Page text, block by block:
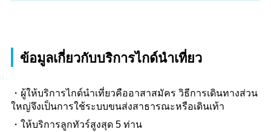
ข้อมูลเกี่ยวกับบริการไกด์นำเที่ยว
ผู้ให้บริการไกด์นำเที่ยวคืออาสาสมัคร วิธีการเดินทางส่วน
ใหญ่จึงเป็นการใช้ระบบขนส่งสาธารณะหรือเดินเท้า
ให้บริการลูกทัวร์สูงสุด 5 ท่าน